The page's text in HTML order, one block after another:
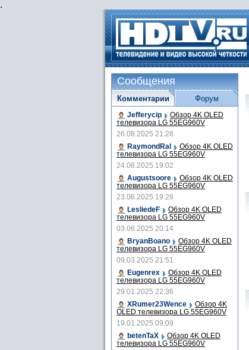
.
Сообщения
Комментарии
Jefferycip Обзор 4K OLED
телевизора LG 55EG960V
26.08.2025 21:28
RaymondRal
Обзор 4K OLED
телевизора LG 55EG960V
24.08.2025 19:02
Augustsoore
Обзор 4K OLED
телевизора LG 55EG960V
23.06.2025 19:28
LesliedeF
Обзор 4K OLED
телевизора LG 55EG960V
03.06.2025 20:14
BryanBoano
Обзор 4K OLED
телевизора LG 55EG960V
09.03.2025 21:51
Eugenrex
Обзор 4K OLED
телевизора LG 55EG960V
29.01.2025 22:36
XRumer23Wence
Обзор 4K
OLED телевизора LG 55EG960V
19.01.2025 09:09
betenTaX
Обзор 4K OLED
телевизора LG 55EG960V
Форум